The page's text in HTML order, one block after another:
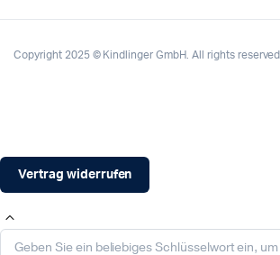
Copyright 2025 © Kindlinger GmbH. All rights reserved.
Vertrag widerrufen